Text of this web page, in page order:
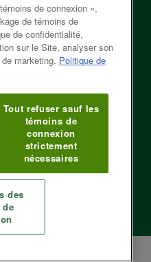
1-877-
de connexion »,
de témoins de
de confidentialité,
sur le Site, analyser son
marketing. Politique de
Tout refuser sauf les
témoins de
connexion
strictement
nécessaires
des